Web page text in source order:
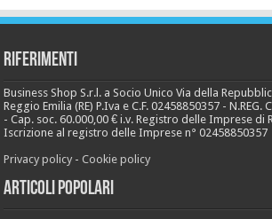
Riferimenti
Business Shop S.r.l. a Socio Unico Via della
Reggio Emilia (RE) P.Iva e C.F. 02458850357 - N.REG.
- Cap. soc. 60.000,00 € i.v. Registro delle Imprese di
Iscrizione al registro delle Imprese n° 02458850357
Privacy policy -Cookie policy
Articoli popolari